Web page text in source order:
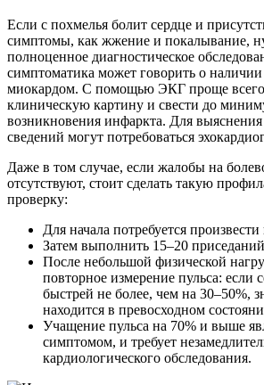
Если с похмелья болит сердце и
симптомы, как жжение и покалывание,
полноценное диагностическое
симптоматика может говорить о
миокардом. С помощью ЭКГ проще всего
клиническую картину и свести до
возникновения инфаркта. Для
сведений могут потребоваться
Даже в том случае, если жалобы на
отсутствуют, стоит сделать такую
проверку:
Для начала потребуется
Затем выполнить 15–20
После небольшой физической
повторное измерение пульса: если
быстрей не более, чем на 30–50%,
находится в превосходном
Учащение пульса на 70% и выше
симптомом, и требует
кардиологического обследования.